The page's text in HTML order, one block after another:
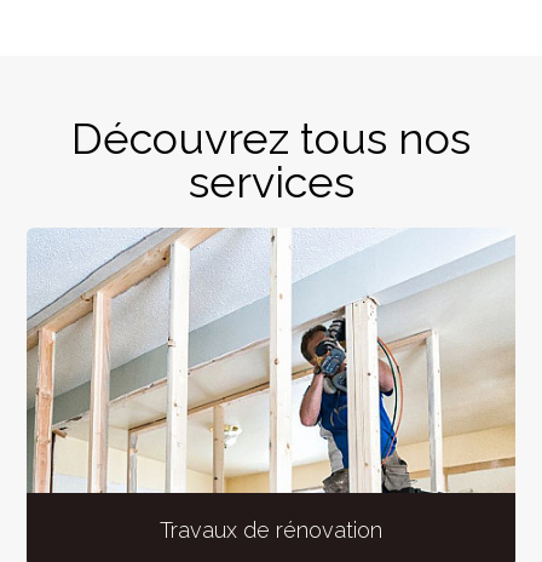
Découvrez tous nos
services
Travaux de rénovation